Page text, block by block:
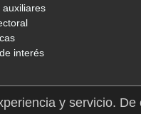
auxiliares
interés
y servicio.